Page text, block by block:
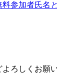
参加者氏名
ろしくお願